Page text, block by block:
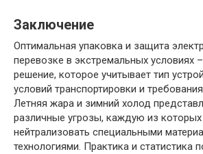
Заключение
Оптимальная упаковка и защита
перевозке в экстремальных условиях
решение, которое учитывает тип
условий транспортировки и
Летняя жара и зимний холод
различные угрозы, каждую из
нейтрализовать специальными
технологиями. Практика и статистика